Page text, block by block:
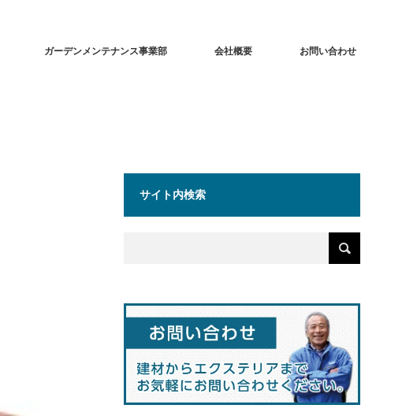
ガーデンメンテナンス事業部 会社概要 お問い合わせ
サイト内検索